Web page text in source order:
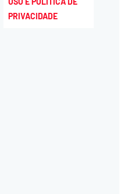
PRIVACIDADE